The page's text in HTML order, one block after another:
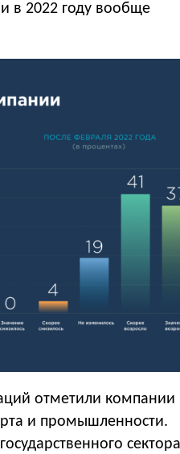
в 2022 году вообще
отметили компании
и промышленности.